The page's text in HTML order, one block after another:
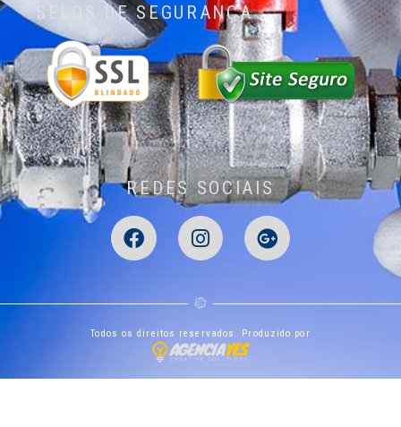
SELOS DE SEGURANÇA
REDES SOCIAIS
Todos os direitos reservados. Produzido por